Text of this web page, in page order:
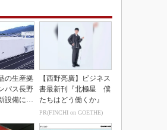
の生産拠
パス長野
設備に機
【西野亮廣】ビジネス
書最新刊『北極星 僕
たちはどう働くか』
PR(FINCHI on GOETHE)